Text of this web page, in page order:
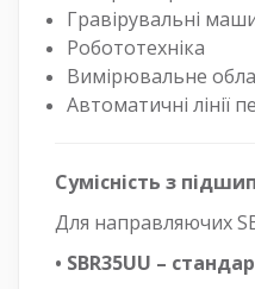
Гравірувальні
Робототехніка
Вимірювальне
Автоматичні лінії
Сумісність з
Для направляючих
• SBR35UU –